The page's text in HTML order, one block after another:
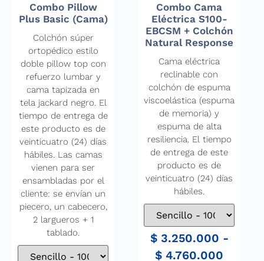
Combo Pillow
Plus Basic (Cama)
Colchón súper
ortopédico estilo
doble pillow top con
refuerzo lumbar y
cama tapizada en
tela jackard negro. El
tiempo de entrega de
este producto es de
veinticuatro (24) días
hábiles. Las camas
vienen para ser
ensambladas por el
cliente: se envían un
piecero, un cabecero,
2 largueros + 1
tablado.
Combo Cama
Eléctrica S100-
EBCSM + Colchón
Natural Response
Cama eléctrica
reclinable con
colchón de espuma
viscoelástica (espuma
de memoria) y
espuma de alta
resiliencia. El tiempo
de entrega de este
producto es de
veinticuatro (24) días
hábiles.
$3.250.000 -
$ 4.760.000